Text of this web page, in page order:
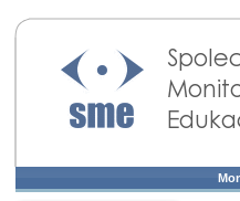
Społeczny Monitor
Edukacji